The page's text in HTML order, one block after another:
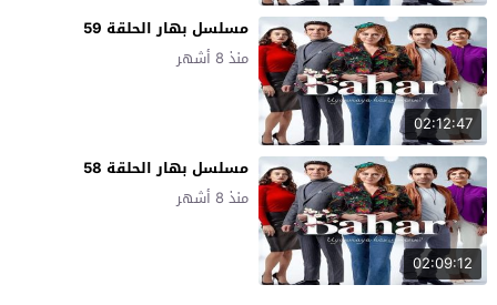
02:12:47
مسلسل بهار الحلقة 59
منذ 8 أشهر
02:09:12
مسلسل بهار الحلقة 58
منذ 8 أشهر